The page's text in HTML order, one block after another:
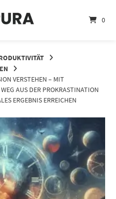
0
VERSTEHEN – MIT
AUS DER PROKRASTINATION
ERGEBNIS ERREICHEN